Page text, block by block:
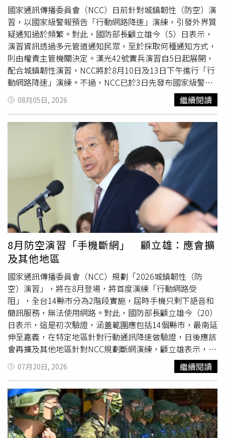
國家通訊傳播委員會（NCC）日前針對城鎮韌性（防空）演
習，以國家級警報預告「行動網路降速」演練，引發外界質
疑通知過於頻繁。對此，國防部長顧立雄今（5）日表示，
演習資訊透過多元管道通知民眾，至於採取何種通知方式，
則由權責主管機關決定。漢光42號實兵演習自5日起展開，
配合城鎮韌性演習，NCC將於8月10日及13日下午進行「行
動網路降速」演練。不過，NCC已於3日先發布國家級警報
提醒，部分民眾誤以為發生地震，引發討論。此外，國民黨
立委洪孟楷指出，未來8月7日、10日及13日還將陸續發布
預告訊息，質疑10天內多次發送國家警報是否有必要，也提
到國防部全動署事前似乎並不清楚相關安排。對此，顧立雄
今天在立法院受訪時表示，有關NCC發送通知的方式，屬於
主管機關權責範圍；整體目的在於透過多通道、多管道的方
式，讓民眾事先掌握演習資訊，至於通知形式及發送規劃，
仍由權責機關自行決定。
08月05日, 2026 繼續閱讀
8月防空演習「手機斷網」 顧立雄：應會擴
及其他地區
國家通訊傳播委員會（NCC）規劃「2026城鎮韌性（防
空）演習」，將在8月登場，將首度演練「行動網路受
阻」，全台14縣市分為2階段實施，屆時手機只剩下語音和
簡訊服務，無法使用網路。對此，國防部長顧立雄今（20）
日表示，這是初次驗證，涵蓋範圍應包括14個縣市，最南延
伸至嘉義，在特定地區針對行動通訊降速做驗證，日後應該
會再擴及其他地區針對NCC規劃斷網演練，顧立雄表示，這
是初步來進行驗證，而且搭配
期間實施，據自己了
解，此次是針對部分地區及部分功能，進行行動網路降速測
試，固網部分則沒有受到影響，也會考驗國軍在模擬情境下
的指管通訊備援能力，顧立雄指出，這是初次驗證，涵蓋範
圍應包括14個縣市，最南延伸至嘉義，在特定地區針對行動
通訊降速做驗證，日後應該會再擴及其他地區，後續會根據
這次驗證情況，NCC會再做一個完整規劃。
07月20日, 2026 繼續閱讀